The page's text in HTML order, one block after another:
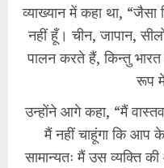
व्याख्यान में कहा था,
नहीं हूँ। चीन, जापान,
पालन करते हैं, किन्तु
रूप
उन्होंने आगे कहा, “मैं
मैं नहीं चाहूंगा कि आप
सामान्यतः मैं उस व्यक्ति